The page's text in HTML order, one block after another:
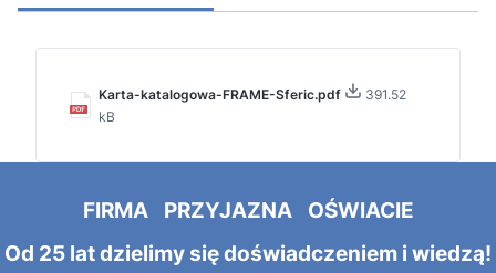
Karta-katalogowa-FRAME-Sferic.pdf
391.52
kB
FIRMA PRZYJAZNA OŚWIACIE
Od 25 lat dzielimy się doświadczeniem i wiedzą!